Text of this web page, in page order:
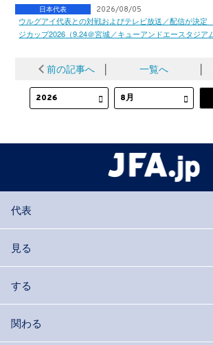
日本代表 2026/08/05
ウルグアイ代表との対戦およびテレビ放送／配信が決
ジカップ2026（9.24＠宮城／キューアンドエースタジア
前の記事へ │ 一覧へ │
代表
見る
する
関わる